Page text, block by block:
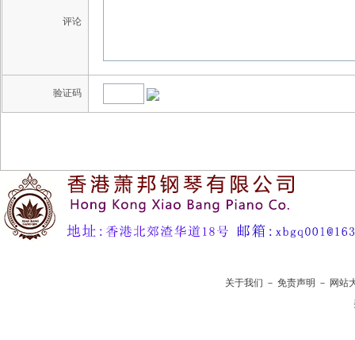
评论
验证码
关于我们 － 免责声明 － 网站